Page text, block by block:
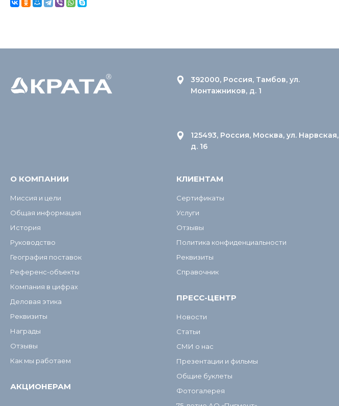
392000, Россия, Тамбов, ул.
Монтажников, д. 1
125493, Россия, Москва, ул. Нарвская,
д. 16
О КОМПАНИИ
Миссия и цели
Общая информация
История
Руководство
География поставок
Референс-объекты
Компания в цифрах
Деловая этика
Реквизиты
Награды
Отзывы
Как мы работаем
АКЦИОНЕРАМ
КЛИЕНТАМ
Сертификаты
Услуги
Отзывы
Политика конфиденциальности
Реквизиты
Справочник
ПРЕСС-ЦЕНТР
Новости
Статьи
СМИ о нас
Презентации и фильмы
Общие буклеты
Фотогалерея